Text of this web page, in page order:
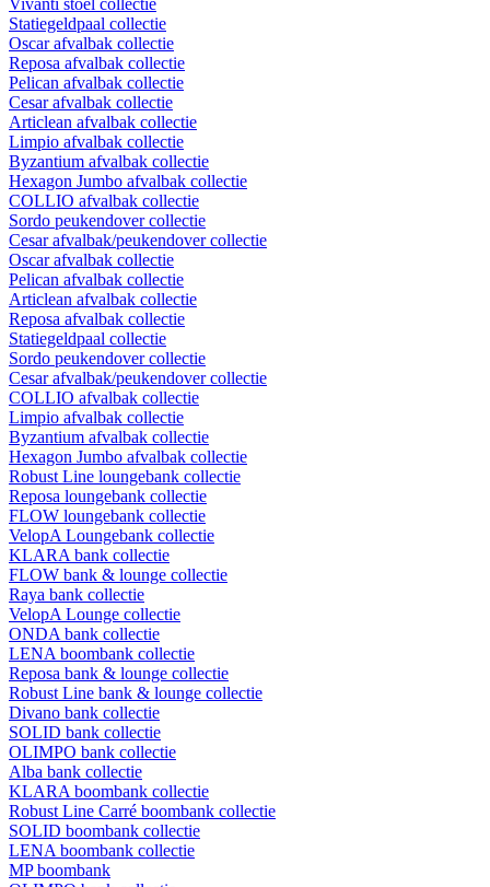
Vivanti stoel collectie
Statiegeldpaal collectie
Oscar afvalbak collectie
Reposa afvalbak collectie
Pelican afvalbak collectie
Cesar afvalbak collectie
Articlean afvalbak collectie
Limpio afvalbak collectie
Byzantium afvalbak collectie
Hexagon Jumbo afvalbak collectie
COLLIO afvalbak collectie
Sordo peukendover collectie
Cesar afvalbak/peukendover collectie
Oscar afvalbak collectie
Pelican afvalbak collectie
Articlean afvalbak collectie
Reposa afvalbak collectie
Statiegeldpaal collectie
Sordo peukendover collectie
Cesar afvalbak/peukendover collectie
COLLIO afvalbak collectie
Limpio afvalbak collectie
Byzantium afvalbak collectie
Hexagon Jumbo afvalbak collectie
Robust Line loungebank collectie
Reposa loungebank collectie
FLOW loungebank collectie
VelopA Loungebank collectie
KLARA bank collectie
FLOW bank & lounge collectie
Raya bank collectie
VelopA Lounge collectie
ONDA bank collectie
LENA boombank collectie
Reposa bank & lounge collectie
Robust Line bank & lounge collectie
Divano bank collectie
SOLID bank collectie
OLIMPO bank collectie
Alba bank collectie
KLARA boombank collectie
Robust Line Carré boombank collectie
SOLID boombank collectie
LENA boombank collectie
MP boombank